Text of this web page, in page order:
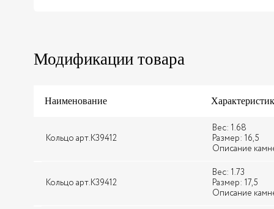
Модификации товара
Наименование
Кольцо арт.К39412
Вес: 1.68
Размер: 16,5
Описание
Кольцо арт.К39412
Вес: 1.73
Размер: 17,5
Описание